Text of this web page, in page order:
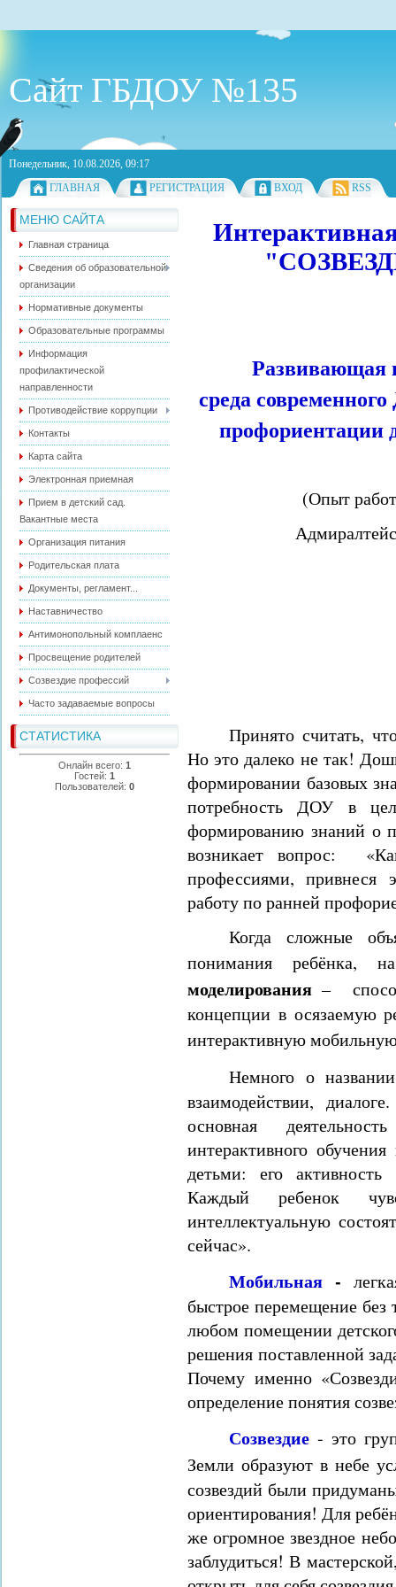
Сайт ГБДОУ №135
Понедельник, 10.08.2026, 09:17
ГЛАВНАЯ
РЕГИСТРАЦИЯ ВХОД RSS
МЕНЮ САЙТА
Главная страница
Сведения об образовательной
организации
Нормативные документы
Образовательные программы
Информация
профилактической
направленности
Противодействие коррупции
Контакты
Карта сайта
Электронная приемная
Прием в детский сад.
Вакантные места
Организация питания
Родительская плата
Документы, регламент...
Наставничество
Антимонопольный комплаенс
Просвещение родителей
Созвездие профессий
Часто задаваемые вопросы
СТАТИСТИКА
Онлайн всего: 1
Гостей: 1
Пользователей: 0
Развивающая
среда
профориентации
(Опыт
Принято считать,
Но это далеко не так!
формировании базовых
потребность ДОУ в
формированию знаний о
возникает вопрос:
профессиями, привнеся
работу по ранней
Когда сложные
понимания
моделирования–
концепции в осязаемую
интерактивную
Немного о
взаимодействии,
основная
интерактивного
детьми: его активность
Каждый ребенок
интеллектуальную
сейчас».
Мобильная -
быстрое перемещение без
любом помещении
решения поставленной
Почему именно
определение понятия
Созвездие -это
Земли образуют в небе
созвездий были
ориентирования! Для
же огромное звездное
заблудиться! В